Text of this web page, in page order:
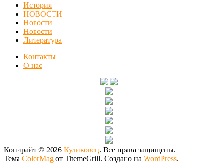
История
НОВОСТИ
Новости
Новости
Литература
Контакты
О нас
Копирайт © 2026 Куликовец. Все права защищены.
Тема ColorMag от ThemeGrill. Создано на WordPress.